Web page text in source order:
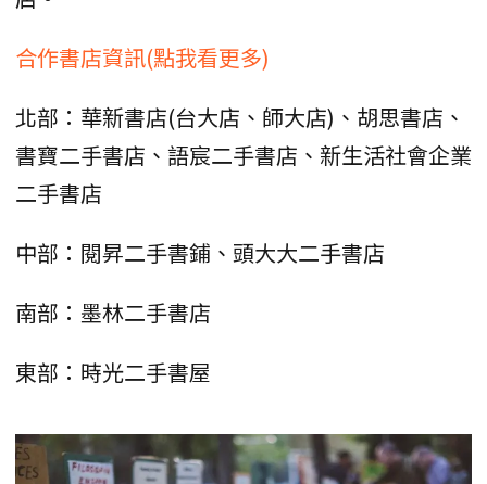
合作書店資訊(點我看更多)
北部：華新書店(台大店、師大店)、胡思書店、
書寶二手書店、語宸二手書店、新生活社會企業
二手書店
中部：閱昇二手書鋪、頭大大二手書店
南部：墨林二手書店
東部：時光二手書屋